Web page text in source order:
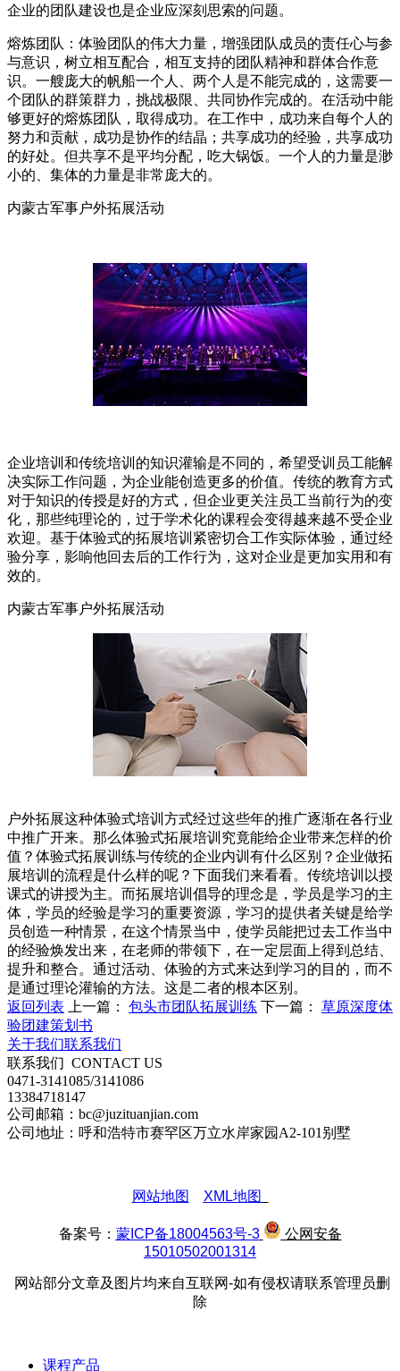
企业的团队建设也是企业应深刻思索的问题。
熔炼团队：体验团队的伟大力量，增强团队成员的责任心与参
与意识，树立相互配合，相互支持的团队精神和群体合作意
识。一艘庞大的帆船一个人、两个人是不能完成的，这需要一
个团队的群策群力，挑战极限、共同协作完成的。在活动中能
够更好的熔炼团队，取得成功。在工作中，成功来自每个人的
努力和贡献，成功是协作的结晶；共享成功的经验，共享成功
的好处。但共享不是平均分配，吃大锅饭。一个人的力量是渺
小的、集体的力量是非常庞大的。
内蒙古军事户外拓展活动
企业培训和传统培训的知识灌输是不同的，希望受训员工能解
决实际工作问题，为企业能创造更多的价值。传统的教育方式
对于知识的传授是好的方式，但企业更关注员工当前行为的变
化，那些纯理论的，过于学术化的课程会变得越来越不受企业
欢迎。基于体验式的拓展培训紧密切合工作实际体验，通过经
验分享，影响他回去后的工作行为，这对企业是更加实用和有
效的。
内蒙古军事户外拓展活动
户外拓展这种体验式培训方式经过这些年的推广逐渐在各行业
中推广开来。那么体验式拓展培训究竟能给企业带来怎样的价
值？体验式拓展训练与传统的企业内训有什么区别？企业做拓
展培训的流程是什么样的呢？下面我们来看看。传统培训以授
课式的讲授为主。而拓展培训倡导的理念是，学员是学习的主
体，学员的经验是学习的重要资源，学习的提供者关键是给学
员创造一种情景，在这个情景当中，使学员能把过去工作当中
的经验焕发出来，在老师的带领下，在一定层面上得到总结、
提升和整合。通过活动、体验的方式来达到学习的目的，而不
是通过理论灌输的方法。这是二者的根本区别。
返回列表
上一篇： 包头市团队拓展训练 下一篇： 草原深度体
验团建策划书
关于我们联系我们
联系我们 CONTACT US
0471-3141085/3141086
13384718147
公司邮箱：bc@juzituanjian.com
公司地址：呼和浩特市赛罕区万立水岸家园A2-101别墅
网站地图 XML地图
备案号： 蒙ICP备18004563号-3
公网安备
15010502001314
网站部分文章及图片均来自互联网-如有侵权请联系管理员删
除
课程产品